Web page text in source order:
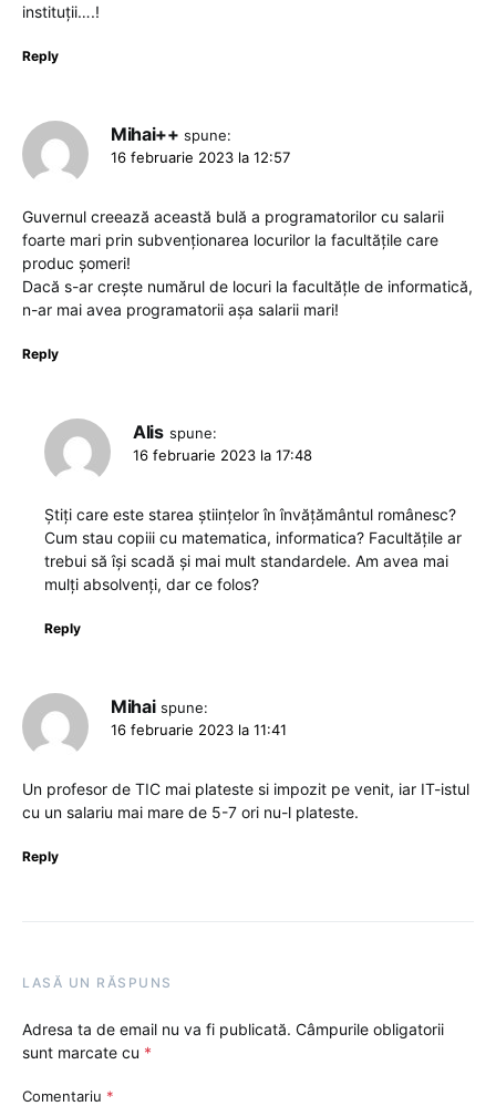
instituții….!
Reply
Mihai++ spune:
16 februarie 2023 la 12:57
Guvernul creează această bulă a programatorilor cu salarii
foarte mari prin subvenționarea locurilor la facultățile care
produc șomeri!
Dacă s-ar crește numărul de locuri la facultățle de informatică,
n-ar mai avea programatorii așa salarii mari!
Reply
Alis spune:
16 februarie 2023 la 17:48
Știți care este starea științelor în învățământul românesc?
Cum stau copiii cu matematica, informatica? Facultățile ar
trebui să își scadă și mai mult standardele. Am avea mai
mulți absolvenți, dar ce folos?
Reply
Mihai spune:
16 februarie 2023 la 11:41
Un profesor de TIC mai plateste si impozit pe venit, iar IT-istul
cu un salariu mai mare de 5-7 ori nu-l plateste.
Reply
LASĂ UN RĂSPUNS
Adresa ta de email nu va fi publicată. Câmpurile obligatorii
sunt marcate cu *
Comentariu *